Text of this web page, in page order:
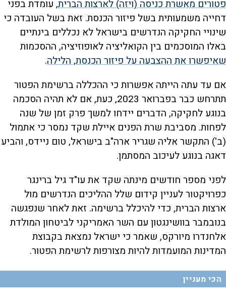
פטורים מאשרת כניסה (ויזה) לארצות הברית, עומדת בפני
דחייה משמעותית בשל פיזור הכנסת. זאת בשל העובדה כי
שינויי החקיקה הנדרשים בישראל לא נכללים בינתיים
באלו המוסכמים בין הקואליציה לאופוזיציה, ההסכמות
שאיפשרו את ההצבעה על פיזור הכנסת, הלילה.
אם עד עתה הייתה אפשרות כי ההכללה ברשימת הפטור
תתרחש כבר בפברואר 2023, כעת, אם לא תהיה הסכמה
בנוגע לחקיקה, הדברים יידחו למשך פרק זמן של שנה
לפחות. מסביבת שרת הפנים איילת שקד נמסר כי אתמול
(ב') התקשר אליה שגריר ארה"ב בישראל, טום ניידס, והביע
דאגה בנוגע לעיכוב המסתמן.
לפני מספר חודשים מינתה שקד את עו"ד גיל ברינגר
כפרויקטור לעניין קידום שלל ההליכים הנדרשים מול
ארצות הברית, כדי להיכלל ברשימה. זאת לאחר שנפגשה
בנובמבר בוושינגטון עם השר האמריקני לביטחון המולדת
אלחנדרו מיורקס, שאמר כי ישראל נמצאת בקבוצת
המדינות המועמדות להיות מצורפות לרשימת הפטור.
הכי מעניין